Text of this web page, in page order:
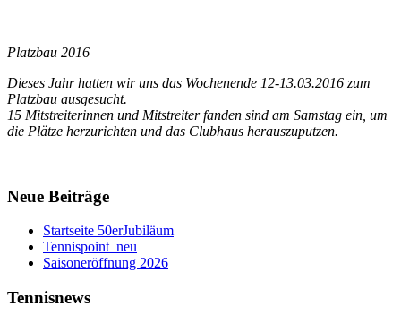
Platzbau 2016
Dieses Jahr hatten wir uns das Wochenende 12-13.03.2016 zum
Platzbau ausgesucht.
15 Mitstreiterinnen und Mitstreiter fanden sind am Samstag ein, um
die Plätze herzurichten und das Clubhaus herauszuputzen.
Neue Beiträge
Startseite 50erJubiläum
Tennispoint_neu
Saisoneröffnung 2026
Tennisnews